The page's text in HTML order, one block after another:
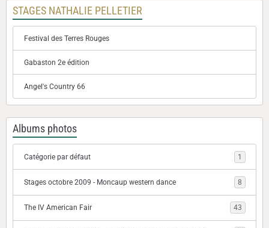
STAGES NATHALIE PELLETIER
Festival des Terres Rouges
Gabaston 2e édition
Angel's Country 66
Albums photos
Catégorie par défaut 1
Stages octobre 2009 - Moncaup western dance 8
The IV American Fair 43